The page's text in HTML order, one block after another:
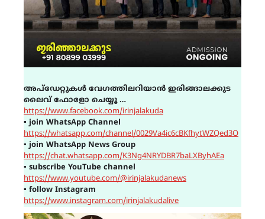
അപ്ഡേറ്റുകൾ വേഗത്തിലറിയാൻ ഇരിങ്ങാലക്കുട
ലൈവ് ഫോളോ ചെയ്യൂ …
https://www.facebook.com/irinjalakuda
▪ join WhatsApp Channel
https://whatsapp.com/channel/0029Va4ic6cBKfhytWZQed3O
▪ join WhatsApp News Group
https://chat.whatsapp.com/K3Ng4NRYDBR7baLXByhAEa
▪ subscribe YouTube channel
https://www.youtube.com/@irinjalakudanews
▪ follow Instagram
https://www.instagram.com/irinjalakudalive